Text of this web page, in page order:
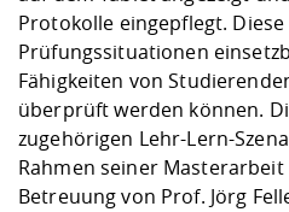
Protokolle eingepflegt.
Prüfungssituationen
Fähigkeiten von
überprüft werden können.
zugehörigen Lehr-Lern-
Rahmen seiner
Betreuung von Prof. Jörg